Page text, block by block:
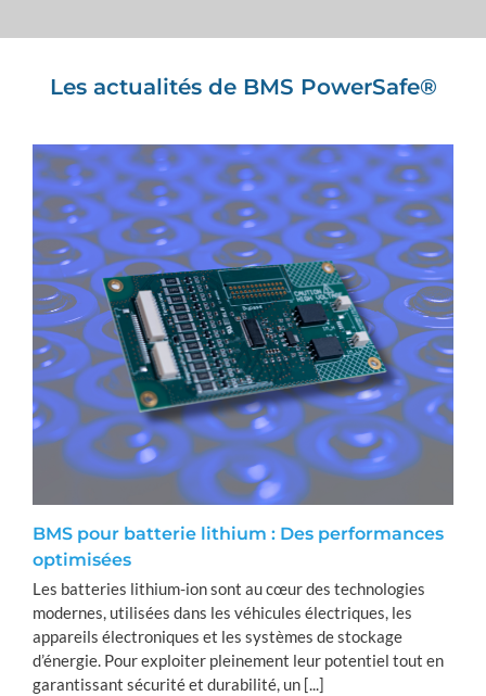
Les actualités de BMS PowerSafe®
BMS pour batterie lithium : Des performances
optimisées
Les batteries lithium-ion sont au cœur des technologies
modernes, utilisées dans les véhicules électriques, les
appareils électroniques et les systèmes de stockage
d’énergie. Pour exploiter pleinement leur potentiel tout en
garantissant sécurité et durabilité, un [...]